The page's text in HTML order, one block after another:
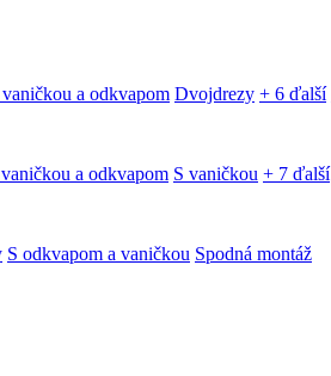
vaničkou a odkvapom Dvojdrezy + 6 ďalší
a odkvapom S vaničkou + 7 ďalší
S odkvapom a vaničkou Spodná montáž